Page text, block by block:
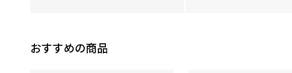
おすすめの商品